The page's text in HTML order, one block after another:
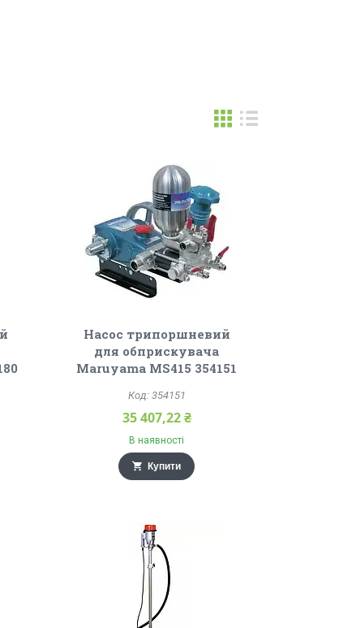
Насос трипоршневий
для обприскувача
Maruyama MS415 354151
354151
35 407,22 ₴
В наявності
Купити